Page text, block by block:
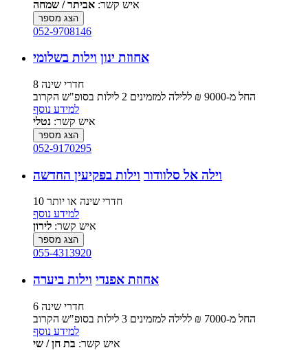
איש קשר: אביתר / שמחה
הצג מספר
052-9708146
אחוזת ינון וילות בשלומי
8 חדרי שינה
החל מ-‏9000 ₪ ללילה למזמינים 2 לילות בסופ"ש הקרוב
למידע נוסף
איש קשר: נטלי
הצג מספר
052-9170295
וילה אל סלוודור וילות בפקיעין החדשה
10 חדרי שינה או יותר
למידע נוסף
איש קשר: לירון
הצג מספר
055-4313920
אחוזת אפנדי וילות ביערה
6 חדרי שינה
החל מ-‏7000 ₪ ללילה למזמינים 3 לילות בסופ"ש הקרוב
למידע נוסף
איש קשר: בת חן / שי